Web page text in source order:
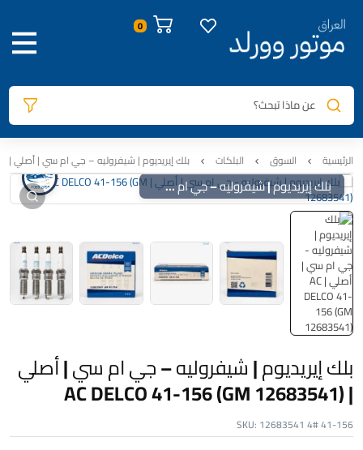
0
عن ماذا تبحث؟
الرئيسية السوق البلكات بلك إيريديوم | شيفروليه – جي ام سي | أصلي | AC DELCO 41-156 (GM 12683541)
صور المنتج معلومات المنتج الوصف السيارات المتوافقة
بلك إيريديوم | شيفروليه – جي ام سي | أصلي | AC DELCO 41-156 (GM 12683541)
بلك إيريديوم | شيفروليه – جي ام سي | أصلي
| AC DELCO 41-156 (GM 12683541)
SKU: 12683541 4# 41-156